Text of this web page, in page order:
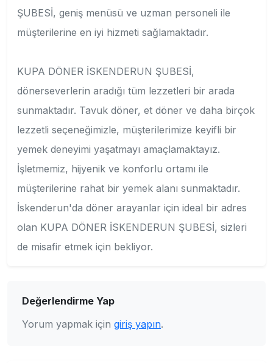
ŞUBESİ, geniş menüsü ve uzman personeli ile
müşterilerine en iyi hizmeti sağlamaktadır.
KUPA DÖNER İSKENDERUN ŞUBESİ,
dönerseverlerin aradığı tüm lezzetleri bir arada
sunmaktadır. Tavuk döner, et döner ve daha birçok
lezzetli seçeneğimizle, müşterilerimize keyifli bir
yemek deneyimi yaşatmayı amaçlamaktayız.
İşletmemiz, hijyenik ve konforlu ortamı ile
müşterilerine rahat bir yemek alanı sunmaktadır.
İskenderun'da döner arayanlar için ideal bir adres
olan KUPA DÖNER İSKENDERUN ŞUBESİ, sizleri
de misafir etmek için bekliyor.
Değerlendirme Yap
Yorum yapmak için giriş yapın.